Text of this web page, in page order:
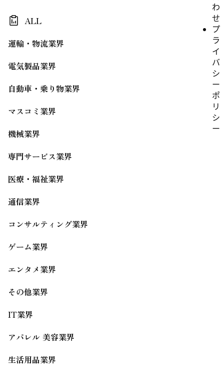
わ
せ
プ
ラ
イ
バ
シ
ー
ポ
リ
シ
ー
ALL
運輸・物流業界
電気製品業界
自動車・乗り物業界
マスコミ業界
機械業界
専門サービス業界
医療・福祉業界
通信業界
コンサルティング業界
ゲーム業界
エンタメ業界
その他業界
IT業界
アパレル 美容業界
生活用品業界